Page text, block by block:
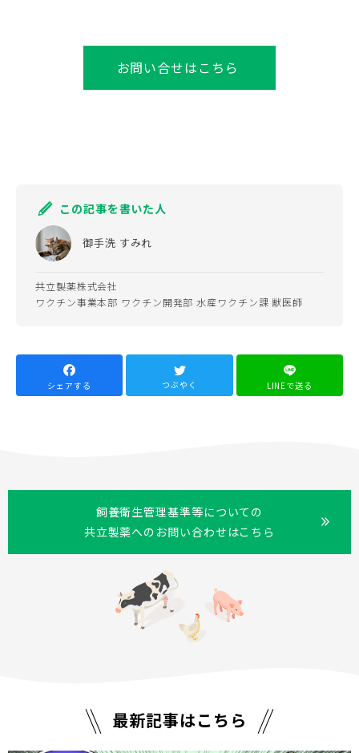
お問い合せはこちら
この記事を書いた人
御手洗 すみれ
共立製薬株式会社
ワクチン事業本部 ワクチン開発部 水産ワクチン課 獣医師
シェアする つぶやく LINEで送る
飼養衛生管理基準等についての
共立製薬へのお問い合わせはこちら
最新記事はこちら